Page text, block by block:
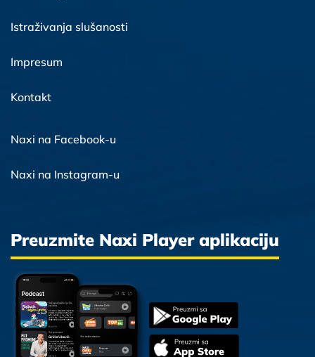
Istraživanja slušanosti
Impresum
Kontakt
Naxi na Facebook-u
Naxi na Instagram-u
Preuzmite Naxi Player aplikaciju